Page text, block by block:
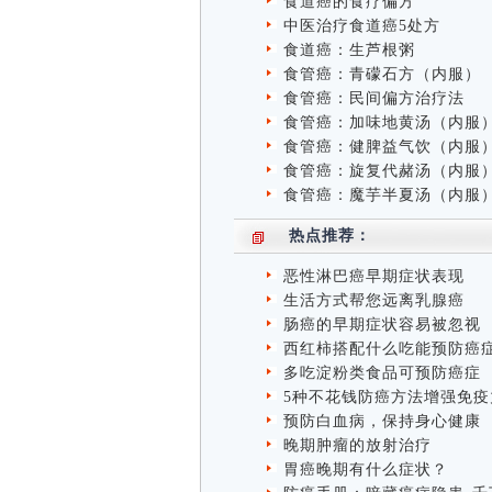
中医治疗食道癌5处方
食道癌：生芦根粥
食管癌：青礞石方（内服）
食管癌：民间偏方治疗法
食管癌：加味地黄汤（内服）
食管癌：健脾益气饮（内服）
食管癌：旋复代赭汤（内服）
食管癌：魔芋半夏汤（内服）
热点推荐：
恶性淋巴癌早期症状表现
生活方式帮您远离乳腺癌
肠癌的早期症状容易被忽视
西红柿搭配什么吃能预防癌
多吃淀粉类食品可预防癌症
5种不花钱防癌方法增强免疫
预防白血病，保持身心健康
晚期肿瘤的放射治疗
胃癌晚期有什么症状？